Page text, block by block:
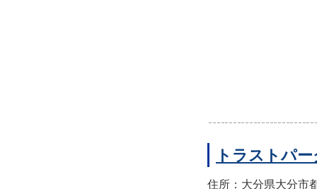
トラストパ
住所：大分県大分市